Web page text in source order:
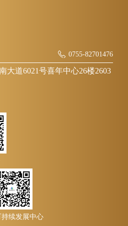
0755-82701476
大道6021号喜年中心26楼2603
续发展中心